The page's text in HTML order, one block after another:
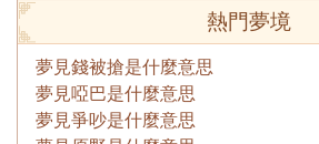
熱門夢境
夢見錢被搶是什麼意思
夢見啞巴是什麼意思
夢見爭吵是什麼意思